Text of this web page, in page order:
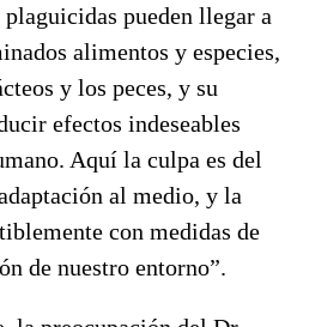
pueden llegar a
alimentos y especies,
y los peces, y su
efectos indeseables
Aquí la culpa es del
al medio, y la
con medidas de
de nuestro entorno”.